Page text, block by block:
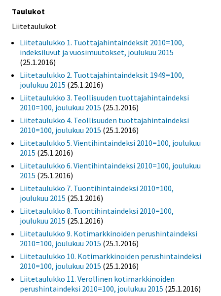
Taulukot
Liitetaulukot
Liitetaulukko 1. Tuottajahintaindeksit 2010=100,
indeksiluvut ja vuosimuutokset, joulukuu 2015
(25.1.2016)
Liitetaulukko 2. Tuottajahintaindeksit 1949=100,
joulukuu 2015 (25.1.2016)
Liitetaulukko 3. Teollisuuden tuottajahintaindeksi
2010=100, joulukuu 2015 (25.1.2016)
Liitetaulukko 4. Teollisuuden tuottajahintaindeksi
2010=100, joulukuu 2015 (25.1.2016)
Liitetaulukko 5. Vientihintaindeksi 2010=100, joulukuu
2015 (25.1.2016)
Liitetaulukko 6. Vientihintaindeksi 2010=100, joulukuu
2015 (25.1.2016)
Liitetaulukko 7. Tuontihintaindeksi 2010=100,
joulukuu 2015 (25.1.2016)
Liitetaulukko 8. Tuontihintaindeksi 2010=100,
joulukuu 2015 (25.1.2016)
Liitetaulukko 9. Kotimarkkinoiden perushintaindeksi
2010=100, joulukuu 2015 (25.1.2016)
Liitetaulukko 10. Kotimarkkinoiden perushintaindeksi
2010=100, joulukuu 2015 (25.1.2016)
Liitetaulukko 11. Verollinen kotimarkkinoiden
perushintaindeksi 2010=100, joulukuu 2015 (25.1.2016)